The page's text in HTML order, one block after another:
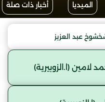
الميديا أخبار ذات صلة
عبد العزيز
(ا.الزوبيرية)